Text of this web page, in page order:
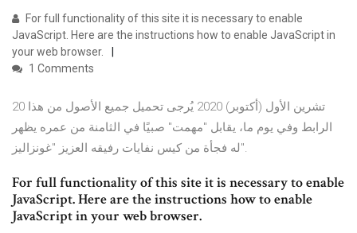
For full functionality of this site it is necessary to enable
JavaScript. Here are the instructions how to enable JavaScript in
your web browser.
1 Comments
20 تشرين الأول (أكتوبر) 2020 يُرجى تحميل جميع الأصول من هذا
الرابط وفي يوم ما، يقابل "مهمت" صبيًا في الثامنة من عمره يظهر
له فجأة من كيس نفايات رفيقه العزيز "غونزاليز".
For full functionality of this site it is necessary to enable
JavaScript. Here are the instructions how to enable
JavaScript in your web browser.